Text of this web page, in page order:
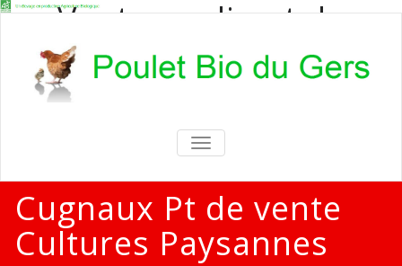
Vente en direct de
poulets bio
Vente en direct de poulets bio aux
particuliers et professionnels
TOGGLE
NAVIGATION
Cugnaux Pt de vente
Cultures Paysannes